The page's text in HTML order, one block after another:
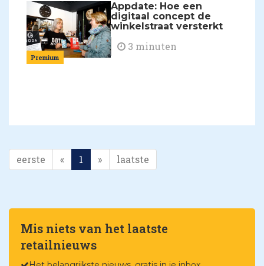
Premium
Appdate: Hoe een
digitaal concept de
winkelstraat versterkt
3 minuten
eerste « 1 » laatste
Mis niets van het laatste
retailnieuws